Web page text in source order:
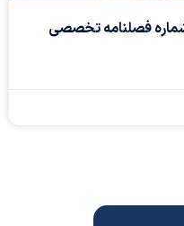
فصلنامه تخصصی